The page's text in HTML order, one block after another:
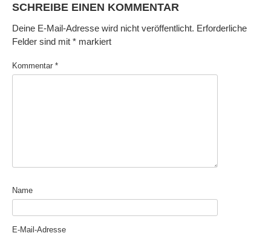
SCHREIBE EINEN KOMMENTAR
Deine E-Mail-Adresse wird nicht veröffentlicht. Erforderliche
Felder sind mit * markiert
Kommentar *
Name
E-Mail-Adresse